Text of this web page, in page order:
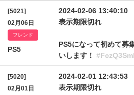
[5021]
02月06日
フレンド
PS5
2024-02-06 13:40:10
表示期限切れ
PS5になって初めて募
いします！
[5020]
02月01日
2024-02-01 12:43:53
表示期限切れ